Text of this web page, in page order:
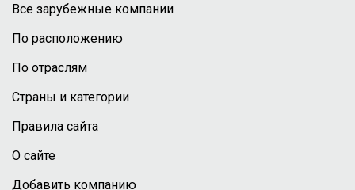
Все зарубежные компании
По расположению
По отраслям
Страны и категории
Правила сайта
О сайте
Добавить компанию